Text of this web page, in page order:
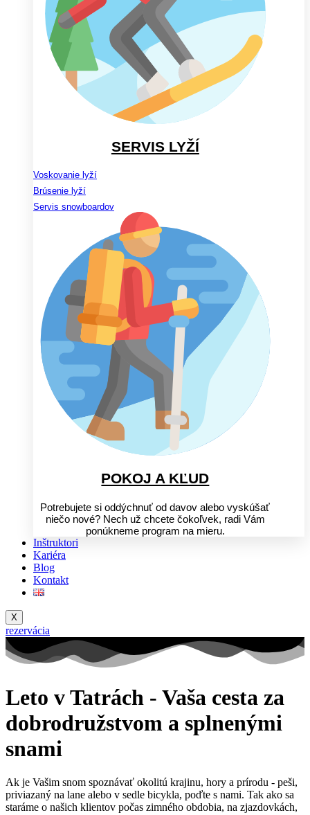
SERVIS LYŽÍ
Voskovanie lyží
Brúsenie lyží
Servis snowboardov
POKOJ A KĽUD
Potrebujete si oddýchnuť od davov alebo vyskúšať
niečo nové? Nech už chcete čokoľvek, radi Vám
ponúkneme program na mieru.
Inštruktori
Kariéra
Blog
Kontakt
X
rezervácia
Leto v Tatrách - Vaša cesta za
dobrodružstvom a splnenými
snami
Ak je Vašim snom spoznávať okolitú krajinu, hory a prírodu - peši,
priviazaný na lane alebo v sedle bicykla, poďte s nami. Tak ako sa
staráme o našich klientov počas zimného obdobia, na zjazdovkách,